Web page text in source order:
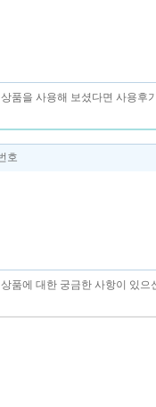
품을 사용해 보셨다면 사용후
호
품에 대한 궁금한 사항이 있